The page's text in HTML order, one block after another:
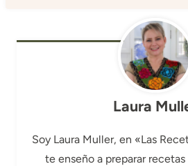
Laura
Soy Laura Muller, en «Las
te enseño a preparar